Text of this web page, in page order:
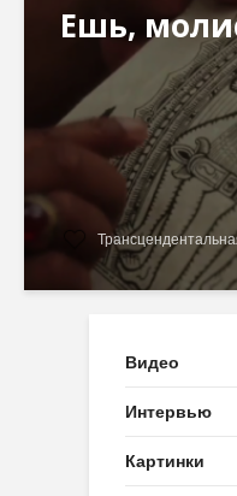
Ешь,
Видео
Интервью
Картинки